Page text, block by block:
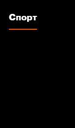
Спорт
Спорт